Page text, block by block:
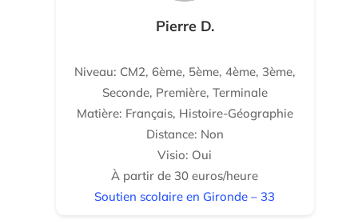
Pierre D.
Niveau: CM2, 6ème, 5ème, 4ème, 3ème,
Seconde, Première, Terminale
Matière: Français, Histoire-Géographie
Distance: Non
Visio: Oui
À partir de 30 euros/heure
Soutien scolaire en Gironde – 33